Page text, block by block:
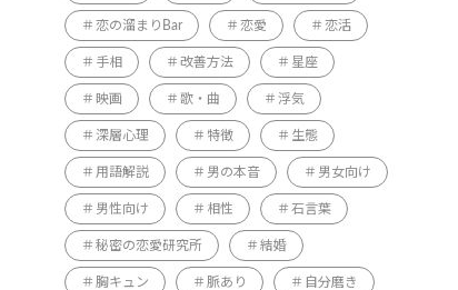
恋の溜まりBar 恋愛 恋活
手相 改善方法 星座
映画 歌・曲 浮気
深層心理 特徴 生態
用語解説 男の本音 男女向け
男性向け 相性 石言葉
秘密の恋愛研究所 結婚
胸キュン 脈あり 自分磨き